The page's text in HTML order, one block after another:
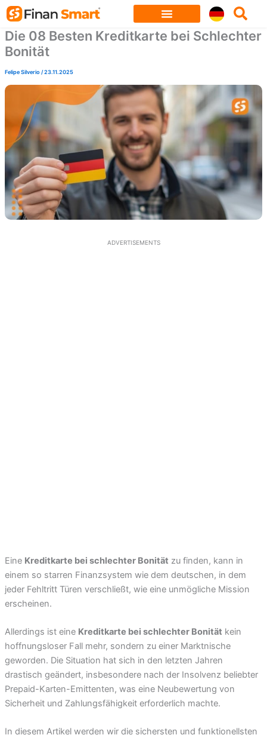
Skip
content
Die 08 Besten Kreditkarte bei Schlechter
Bonität
Felipe Silverio/23.11.2025
ADVERTISEMENTS
Eine Kreditkarte bei schlechter Bonität zu finden, kann in
einem so starren Finanzsystem wie dem deutschen, in dem
jeder Fehltritt Türen verschließt, wie eine unmögliche Mission
erscheinen.
Allerdings ist eine Kreditkarte bei schlechter Bonität kein
hoffnungsloser Fall mehr, sondern zu einer Marktnische
geworden. Die Situation hat sich in den letzten Jahren
drastisch geändert, insbesondere nach der Insolvenz beliebter
Prepaid-Karten-Emittenten, was eine Neubewertung von
Sicherheit und Zahlungsfähigkeit erforderlich machte.
In diesem Artikel werden wir die sichersten und funktionellsten